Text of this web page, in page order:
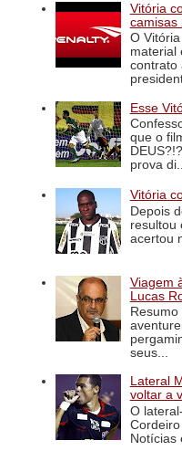
Vitória
camisas
O
material
contrato
Esse
que o
prova
Vitória
Depois
resultou
acertou
Viagem
Lucas
seus...
Lateral
voltar a
O
Notícias